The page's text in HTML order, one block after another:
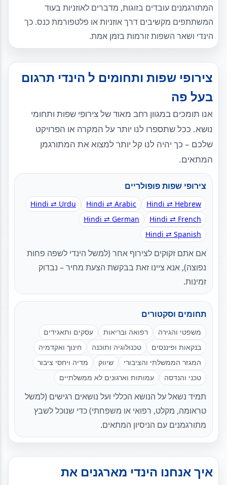
המתורגמנים עובדים בזוגות, מדברים לאוזניות בעוד
המשתתפים מקשיבים דרך אוזניות או פלטפורמת כנס. כך
הינדי ושאר השפות זורמות בזמן אמת.
צירופי שפות ותחומים ל הינדי תרגום
בעל פה
אנו תומכים במגוון רחב מאוד של צירופי שפות ותחומי
נושא. ככל שתספרו לנו יותר על המקרה או הפרויקט
שלכם – כך יהיה לנו קל יותר למצוא את המתורגמן
המתאים.
צירופי שפות פופולריים
Hindi ⇄ Hebrew
Hindi ⇄ Arabic
Hindi ⇄ Urdu
Hindi ⇄ French
Hindi ⇄ German
Hindi ⇄ Spanish
אם אתם זקוקים לצירוף אחר (למשל הינדי לשפה פחות
נפוצה), אנא ציינו זאת בבקשת הצעת מחיר – נבדוק
זמינות.
תחומים וסקטורים
משפטי והגירה רפואה ובריאות
עסקים ותאגידים
בנקאות ופיננסים
טכנולוגיה ותוכנה
חינוך ואקדמיה
המגזר הממשלתי והציבורי
שיווק
מדיה ויחסי ציבור
טכני והנדסה
עמותות וארגונים לא ממשלתיים
תמיד נשאל על הנושא הכללי ועל נושאים רגישים (למשל
טראומה, מקלט, רפואי או משפחתי) כדי שנוכל לשבץ
מתורגמנים עם הניסיון המתאים.
איך אנחנו הינדי מארגנים את